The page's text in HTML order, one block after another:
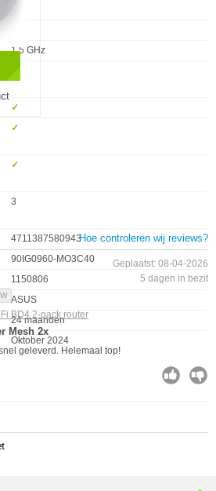
1,5 GHz
✓︎
✓︎
✓︎
3
4711387580943
90IG0960-MO3C40
1150806
ASUS
24 maanden
Oktober 2024
Hoe controleren wij reviews?
BD4 2-pack router
Geplaatst: 08-04-2026
5 dagen in bezit
Mesh 2x
geleverd. Helemaal top!